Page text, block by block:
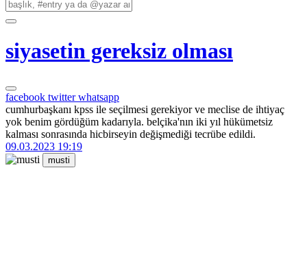
siyasetin gereksiz olması
facebook twitterwhatsapp
cumhurbaşkanı kpss ile seçilmesi gerekiyor ve meclise de ihtiyaç
yok benim gördüğüm kadarıyla. belçika'nın iki yıl hükümetsiz
kalması sonrasında hicbirseyin değişmediği tecrübe edildi.
09.03.2023 19:19
musti